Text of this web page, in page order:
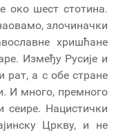
око шест стотина.
злочиначки
хришћане
Између Русије и
рат, а с обе стране
И много, премного
сеире. Нацистички
Цркву, и не